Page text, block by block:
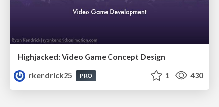
Highjacked: Video Game Concept Design
rkendrick25
PRO 1 430